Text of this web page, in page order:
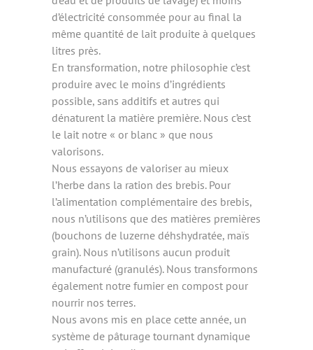
d’électricité consommée pour au final la
même quantité de lait produite à quelques
litres près.
En transformation, notre philosophie c’est
produire avec le moins d’ingrédients
possible, sans additifs et autres qui
dénaturent la matière première. Nous c’est
le lait notre « or blanc » que nous
valorisons.
Nous essayons de valoriser au mieux
l’herbe dans la ration des brebis. Pour
l’alimentation complémentaire des brebis,
nous n’utilisons que des matières premières
(bouchons de luzerne déhshydratée, maïs
grain). Nous n’utilisons aucun produit
manufacturé (granulés). Nous transformons
également notre fumier en compost pour
nourrir nos terres.
Nous avons mis en place cette année, un
système de pâturage tournant dynamique